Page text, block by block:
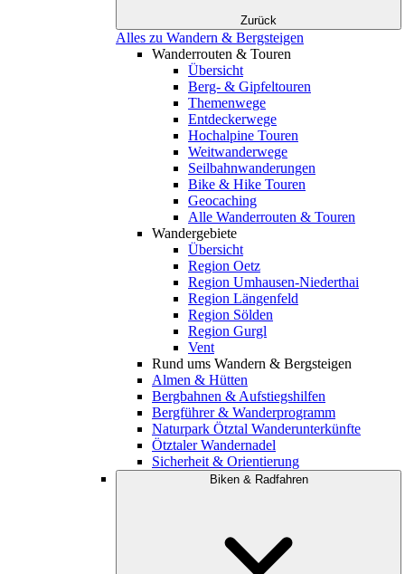
Zurück
Alles zu Wandern & Bergsteigen
Wanderrouten & Touren
Übersicht
Berg- & Gipfeltouren
Themenwege
Entdeckerwege
Hochalpine Touren
Weitwanderwege
Seilbahnwanderungen
Bike & Hike Touren
Geocaching
Alle Wanderrouten & Touren
Wandergebiete
Übersicht
Region Oetz
Region Umhausen-Niederthai
Region Längenfeld
Region Sölden
Region Gurgl
Vent
Rund ums Wandern & Bergsteigen
Almen & Hütten
Bergbahnen & Aufstiegshilfen
Bergführer & Wanderprogramm
Naturpark Ötztal Wanderunterkünfte
Ötztaler Wandernadel
Sicherheit & Orientierung
Biken & Radfahren